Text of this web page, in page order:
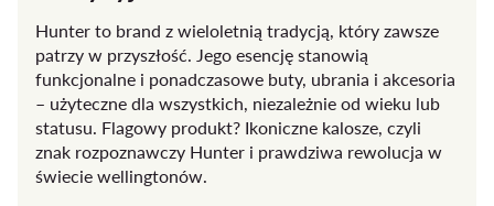
Hunter to brand z wieloletnią tradycją, który zawsze
patrzy w przyszłość. Jego esencję stanowią
funkcjonalne i ponadczasowe buty, ubrania i akcesoria
– użyteczne dla wszystkich, niezależnie od wieku lub
statusu. Flagowy produkt? Ikoniczne kalosze, czyli
znak rozpoznawczy Hunter i prawdziwa rewolucja w
świecie wellingtonów.